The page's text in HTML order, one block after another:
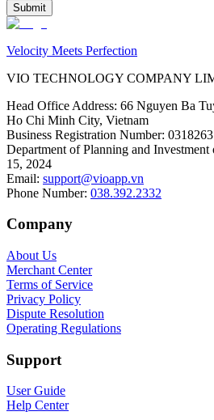
Submit
Velocity Meets Perfection
VIO TECHNOLOGY COMPANY
Head Office Address: 66 Nguyen Ba
Ho Chi Minh City, Vietnam
Business Registration Number:
Department of Planning and
15, 2024
Email: support@vioapp.vn
Phone Number: 038.392.2332
Company
About Us
Merchant Center
Terms of Service
Privacy Policy
Dispute Resolution
Operating Regulations
Support
User Guide
Help Center